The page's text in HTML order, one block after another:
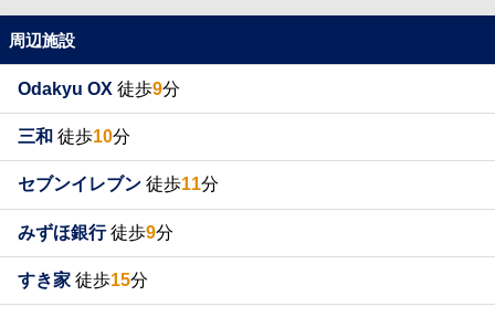
周辺施設
Odakyu OX 徒歩9分
三和 徒歩10分
セブンイレブン 徒歩11分
みずほ銀行徒歩9分
すき家 徒歩15分